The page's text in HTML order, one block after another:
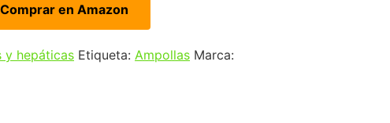
Comprar en Amazon
y hepáticas Etiqueta: Ampollas Marca: